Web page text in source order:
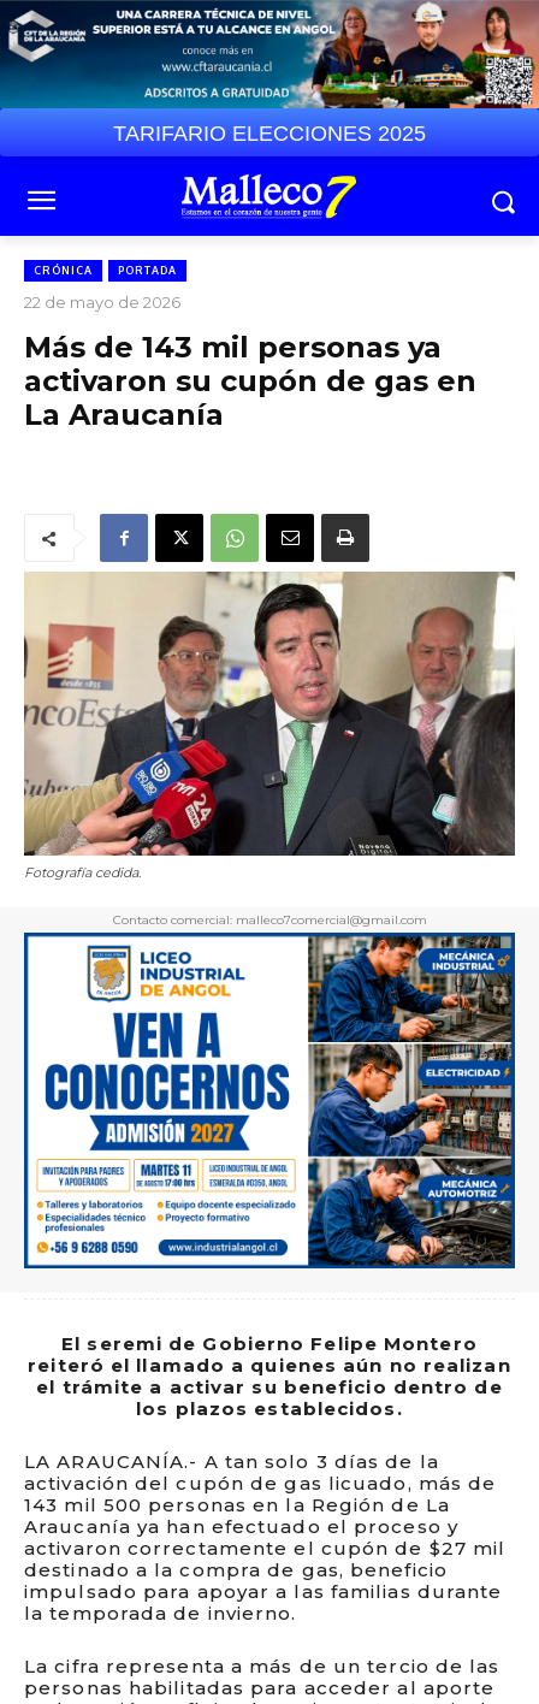
TARIFARIO ELECCIONES 2025
CRÓNICA PORTADA
22 de mayo de 2026
Más de 143 mil personas ya
activaron su cupón de gas en
La Araucanía
Fotografía cedida.
Contacto comercial: malleco7comercial@gmail.com
El seremi de Gobierno Felipe Montero
reiteró el llamado a quienes aún no realizan
el trámite a activar su beneficio dentro de
los plazos establecidos.
LA ARAUCANÍA.- A tan solo 3 días de la
activación del cupón de gas licuado, más de
143 mil 500 personas en la Región de La
Araucanía ya han efectuado el proceso y
activaron correctamente el cupón de $27 mil
destinado a la compra de gas, beneficio
impulsado para apoyar a las familias durante
la temporada de invierno.
La cifra representa a más de un tercio de las
personas habilitadas para acceder al aporte